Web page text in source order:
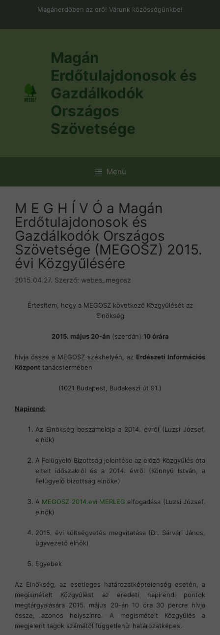
Magánerdőben az erő! Várunk közösségünkbe!
Magán
Erdőtulajdonosok és
Gazdálkodók
Országos
Szövetsége
Menü
M E G H Í V Ó a Magán
Erdőtulajdonosok és
Gazdálkodók Országos
Szövetsége (MEGOSZ) 2015.
évi Közgyűlésére
2015.04.27. Szerző: webes_megosz
Értesítem, hogy a MEGOSZ következő Közgyűlését az
Elnökség
2015. május 20-án (szerdán) 10 órára
hívja össze a MEGOSZ székhelyén, az Erdészeti Információs
Központ tanácstermében
(1021 Budapest, Budakeszi út 91.)
Napirend:
Az Elnökség beszámolója a 2014. évről (Luzsi József,
elnök)
A Felügyelő Bizottság jelentése az előző Közgyűlés óta
eltelt időszakról és a 2014. évről (Könnyű István, a
Felügyelő bizottság elnöke)
A MEGOSZ 2014.evi MERLEG elfogadása (Luzsi József,
elnök)
2015. évi költségvetés megvitatása (Dr. Sárvári János,
ügyvezető elnök)
Egyebek
Az Elnökség, az esetleges határozatképtelenség esetén, a
megismételt Közgyűlést az eredeti napirendi pontok
megtárgyalására 2015. május 20-án 10 óra 30 percre hívja
össze, azonos helyszínre. A megismételt Közgyűlés a
megjelent tagok számától függetlenül határozatképes.